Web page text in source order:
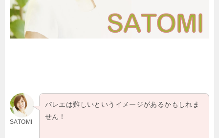
SATOMI
バレエは難しいというイメージがあるかもしれま
せん！